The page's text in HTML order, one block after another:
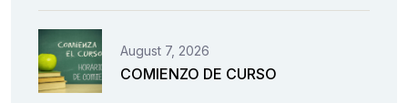
August 7, 2026
COMIENZO DE CURSO